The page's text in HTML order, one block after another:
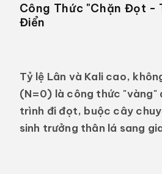
Công Thức "Chặn Đọt -
Điển
Tỷ lệ Lân và Kali cao,
(N=0) là công thức "vàng"
trình đi đọt, buộc cây
sinh trưởng thân lá sang